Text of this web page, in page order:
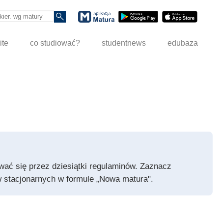
co studiować? studentnews edubaza
się przez dziesiątki regulaminów. Zaznacz
w formule „Nowa matura".